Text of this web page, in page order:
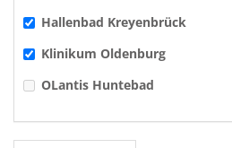
Hallenbad Kreyenbrück
Klinikum Oldenburg
OLantis Huntebad